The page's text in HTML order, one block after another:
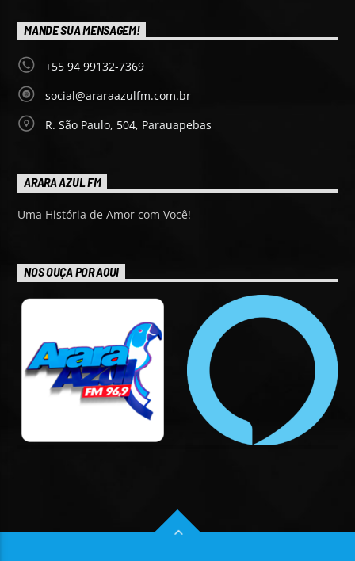
MANDE SUA MENSAGEM!
+55 94 99132-7369
social@araraazulfm.com.br
R. São Paulo, 504, Parauapebas
ARARA AZUL FM
Uma História de Amor com Você!
NOS OUÇA POR AQUI